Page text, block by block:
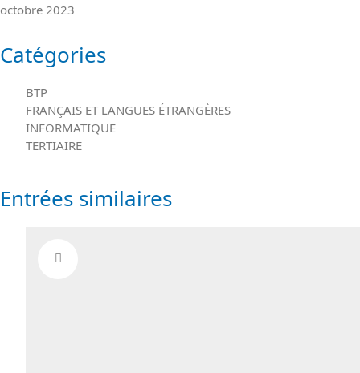
octobre 2023
Catégories
BTP
FRANÇAIS ET LANGUES ÉTRANGÈRES
INFORMATIQUE
TERTIAIRE
Entrées similaires